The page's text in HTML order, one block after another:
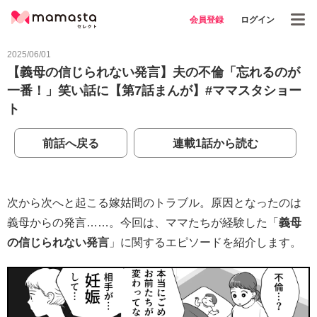
会員登録 ログイン
2025/06/01
【義母の信じられない発言】夫の不倫「忘れるのが
一番！」笑い話に【第7話まんが】#ママスタショー
ト
前話へ戻る 連載1話から読む
次から次へと起こる嫁姑間のトラブル。原因となったのは
義母からの発言……。今回は、ママたちが経験した「 義母
の信じられない発言 」に関するエピソードを紹介します。